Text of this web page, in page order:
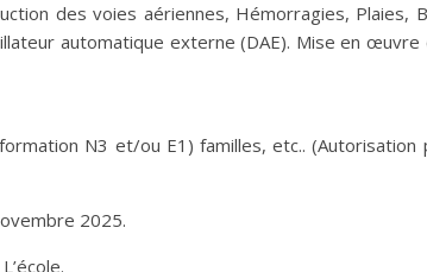
des voies aériennes, Hémorragies, Plaies,
automatique externe (DAE). Mise en
N3 et/ou E1) familles, etc..
2025.